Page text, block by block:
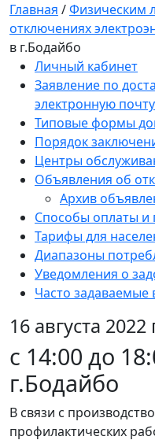
Главная /Физическим
отключениях
в г.Бодайбо
Личный кабинет
Заявление по
электронную почту
Типовые формы
Порядок
Центры
Объявления об
Архив
Способы оплаты и
Тарифы для
Диапазоны
Уведомления о
Часто задаваемые
16 августа 2022
с 14:00 до
г.Бодайбо
В связи с
профилактических